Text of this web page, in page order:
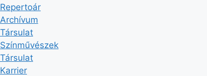
Repertoár
Archívum
Társulat
Színművészek
Társulat
Karrier